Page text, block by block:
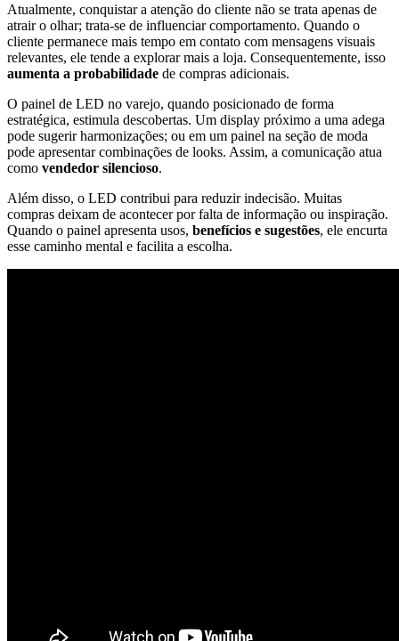
Atualmente, conquistar a atenção do cliente não se trata apenas de
atrair o olhar; trata-se de influenciar comportamento. Quando o
cliente permanece mais tempo em contato com mensagens visuais
relevantes, ele tende a explorar mais a loja. Consequentemente, isso
aumenta a probabilidade de compras adicionais.
O painel de LED no varejo, quando posicionado de forma
estratégica, estimula descobertas. Um display próximo a uma adega
pode sugerir harmonizações; ou em um painel na seção de moda
pode apresentar combinações de looks. Assim, a comunicação atua
como vendedor silencioso.
Além disso, o LED contribui para reduzir indecisão. Muitas
compras deixam de acontecer por falta de informação ou inspiração.
Quando o painel apresenta usos, benefícios e sugestões, ele encurta
esse caminho mental e facilita a escolha.